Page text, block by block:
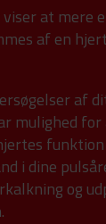
at mere
af en
af
mulighed
funktion
i dine
og